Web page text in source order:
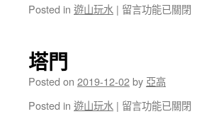
Posted in 遊山玩水 | 在
留言功能已關閉
塔門
Posted on 2019-12-02by 亞高
Posted in 遊山玩水 | 在
留言功能已關閉